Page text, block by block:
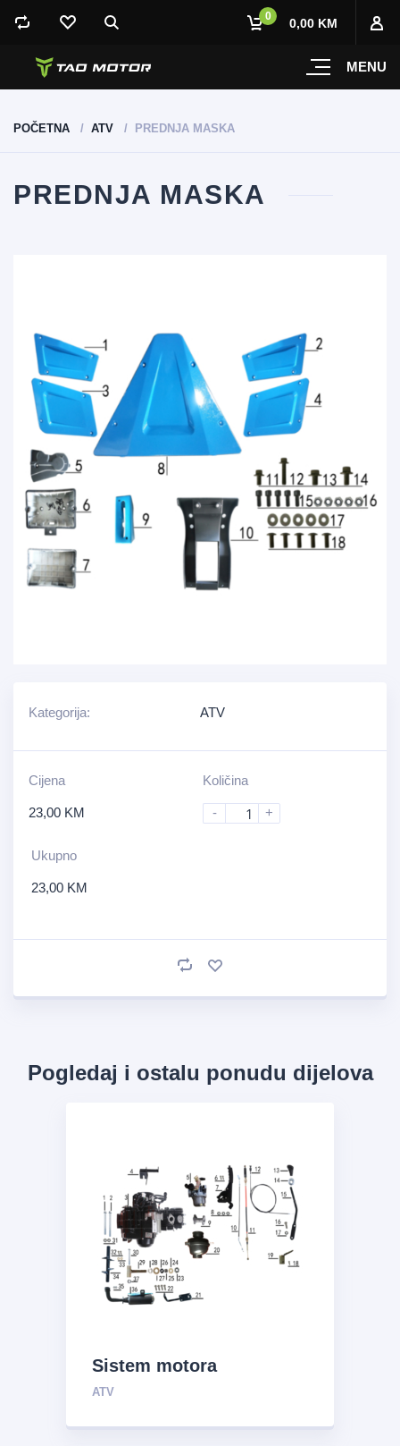
MENU
0 0,00 KM
POČETNA ATV PREDNJA MASKA
PREDNJA MASKA
Kategorija: ATV
Cijena
23,00 KM
Količina
- +
Ukupno
23,00 KM
Pogledaj i ostalu ponudu dijelova
Sistem motora
ATV